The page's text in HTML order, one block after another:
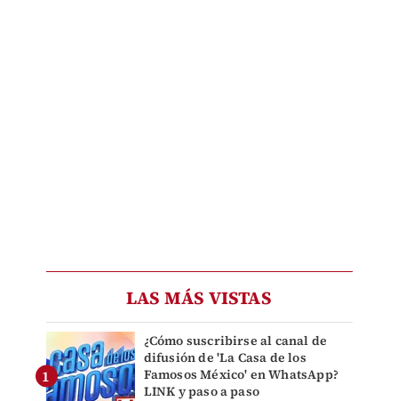
LAS MÁS VISTAS
¿Cómo suscribirse al canal de
difusión de 'La Casa de los
Famosos México' en WhatsApp?
LINK y paso a paso